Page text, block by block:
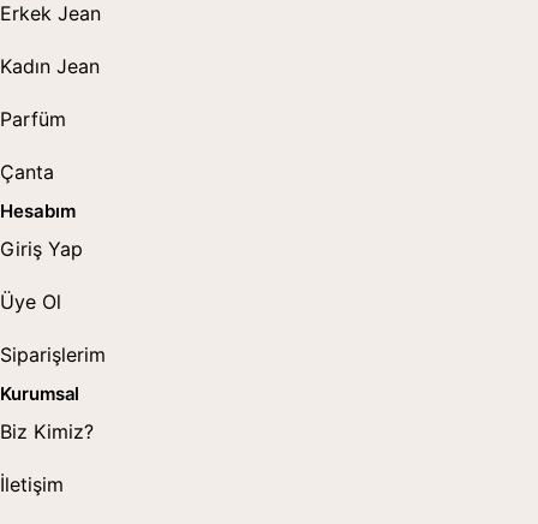
Erkek Jean
Kadın Jean
Parfüm
Çanta
Hesabım
Giriş Yap
Üye Ol
Siparişlerim
Kurumsal
Biz Kimiz?
İletişim